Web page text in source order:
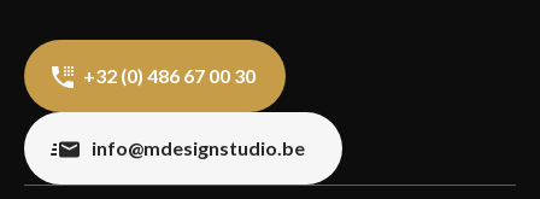
+32 (0) 486 67 00 30
info@mdesignstudio.be